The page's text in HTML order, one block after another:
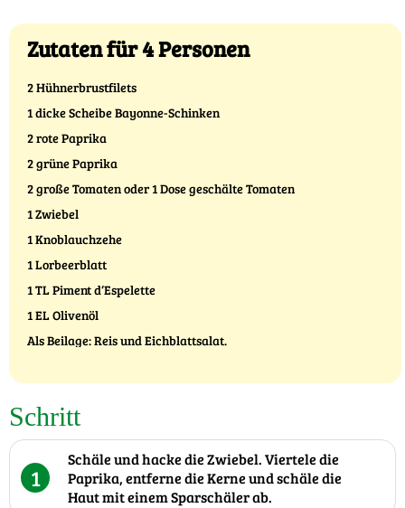
Zutaten für 4 Personen
2 Hühnerbrustfilets
1 dicke Scheibe Bayonne-Schinken
2 rote Paprika
2 grüne Paprika
2 große Tomaten oder 1 Dose geschälte Tomaten
1 Zwiebel
1 Knoblauchzehe
1 Lorbeerblatt
1 TL Piment d‘Espelette
1 EL Olivenöl
Als Beilage: Reis und Eichblattsalat.
Schritt
1
Schäle und hacke die Zwiebel. Viertele die
Paprika, entferne die Kerne und schäle die
Haut mit einem Sparschäler ab.